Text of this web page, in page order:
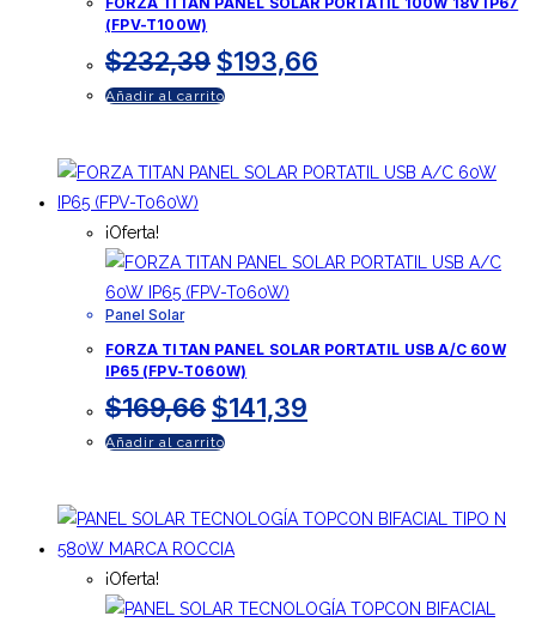
(FPV-T100W)
$232,39$193,66
Añadir al carrito
¡Oferta!
Panel Solar
FORZA TITAN PANEL SOLAR PORTATIL USB A/C 60W
IP65 (FPV-T060W)
$169,66$141,39
Añadir al carrito
¡Oferta!